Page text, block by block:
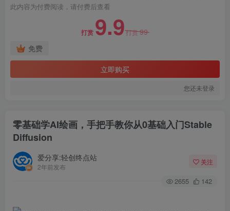
此内容为付费阅读，请付费后查看
打赏 9.9打赏99
免费
立即购买
您还未登录
零基础学AI绘画，手把手教你从0基础入门Stable
Diffusion
爱分享:轻创终点站
2年前发布
关注
2655 142